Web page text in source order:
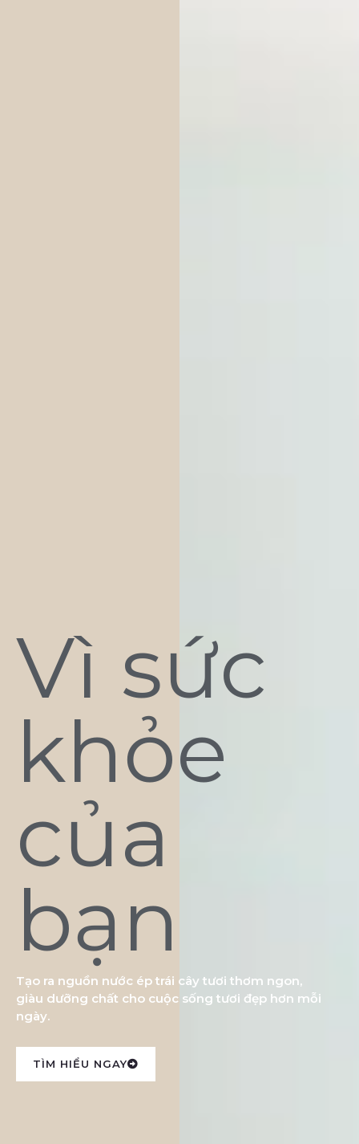
Vì sức
khỏe
của
bạn
Tạo ra nguồn nước ép trái cây tươi thơm ngon,
giàu dưỡng chất cho cuộc sống tươi đẹp hơn mỗi
ngày.
TÌM HIỂU NGAY